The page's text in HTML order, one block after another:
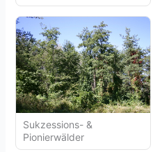
Sukzessions- &
Pionierwälder